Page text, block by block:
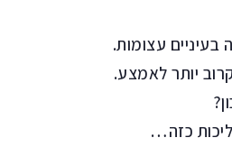
עצומות.
יותר לאמצע.
כזה…